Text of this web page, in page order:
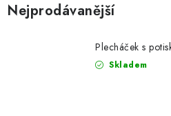
VLASTNÍ MOTIV
Nejprodávanější
Plecháček s
Skladem